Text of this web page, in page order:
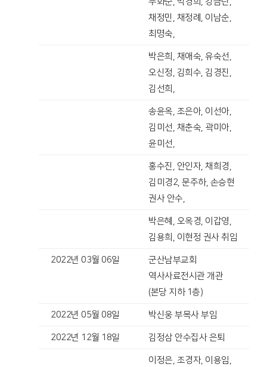
채정민, 채정례, 이남순,
최명숙,
박은희, 채애숙, 유숙선,
오신정, 김희수, 김경진,
김선희,
송윤옥, 조은아, 이선아,
김미선, 채춘숙, 곽미아,
윤미선,
홍수진, 안인자, 채희경,
김미경2, 문주하, 손승현
권사 안수,
박은혜, 오옥경, 이갑영,
김용희, 이현정 권사 취임
2022년 03월 06일
군산남부교회
역사사료전시관 개관
(본당 지하 1층)
2022년 05월 08일 박신웅 부목사 부임
2022년 12월 18일 김정삼 안수집사 은퇴
이정은, 조경자, 이용임,